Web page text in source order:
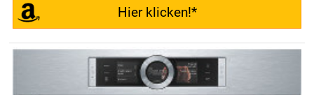
Hier klicken!*